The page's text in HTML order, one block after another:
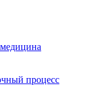
процесс